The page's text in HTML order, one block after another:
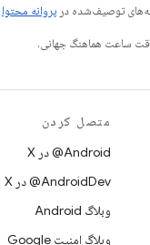
توصیف‌شده در پروانه محتوا
متصل کردن
‫‎@Android در X
‫‎@AndroidDev در X
وبلاگ Android
وبلاگ امنیت Google